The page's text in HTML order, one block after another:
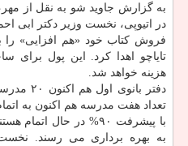
به گزارش جاوید شو به نقل از
فروش کتاب خود «هم افزایی» را
تایاچو اهدا کرد. این پول برای
هزینه خواهد شد.
دفتر
با پیشرفت ۹۰% در حال
به بهره برداری می رسند.